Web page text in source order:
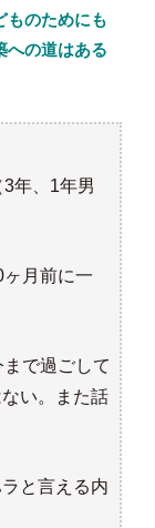
ものためにも
への道はある
年、1年男
月前に一
で過ごして
い。また話
と言える内